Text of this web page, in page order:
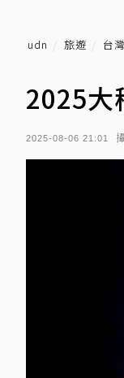
udn 旅遊 台
2025大
2025-08-06 21:01